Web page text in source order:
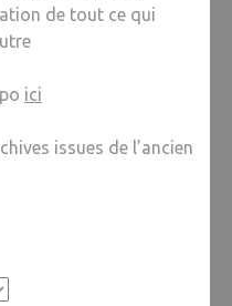
de tout ce qui
ici
issues de l’ancien